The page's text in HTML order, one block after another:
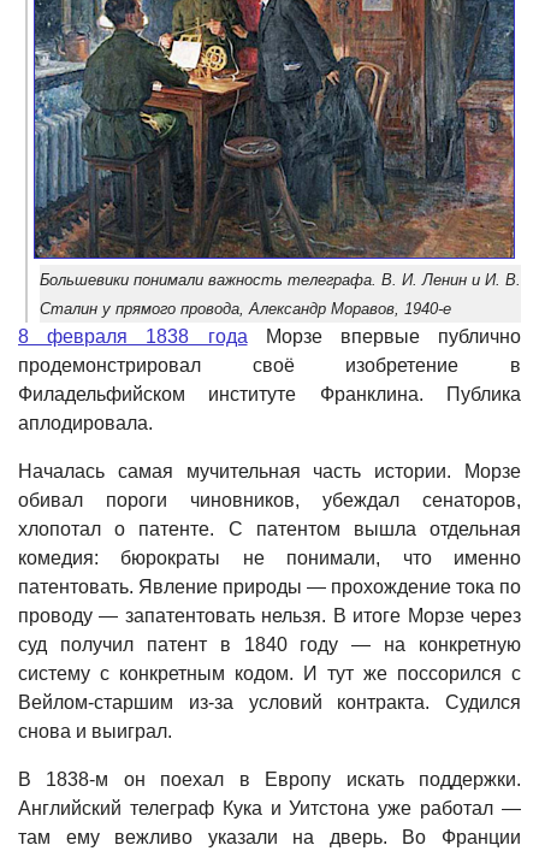
Большевики понимали важность телеграфа. В. И. Ленин и И. В.
Сталин у прямого провода, Александр Моравов, 1940-е
8 февраля 1838 года Морзе впервые публично
продемонстрировал своё изобретение в
Филадельфийском институте Франклина. Публика
аплодировала.
Началась самая мучительная часть истории. Морзе
обивал пороги чиновников, убеждал сенаторов,
хлопотал о патенте. С патентом вышла отдельная
комедия: бюрократы не понимали, что именно
патентовать. Явление природы — прохождение тока по
проводу — запатентовать нельзя. В итоге Морзе через
суд получил патент в 1840 году — на конкретную
систему с конкретным кодом. И тут же поссорился с
Вейлом-старшим из-за условий контракта. Судился
снова и выиграл.
В 1838-м он поехал в Европу искать поддержки.
Английский телеграф Кука и Уитстона уже работал —
там ему вежливо указали на дверь. Во Франции